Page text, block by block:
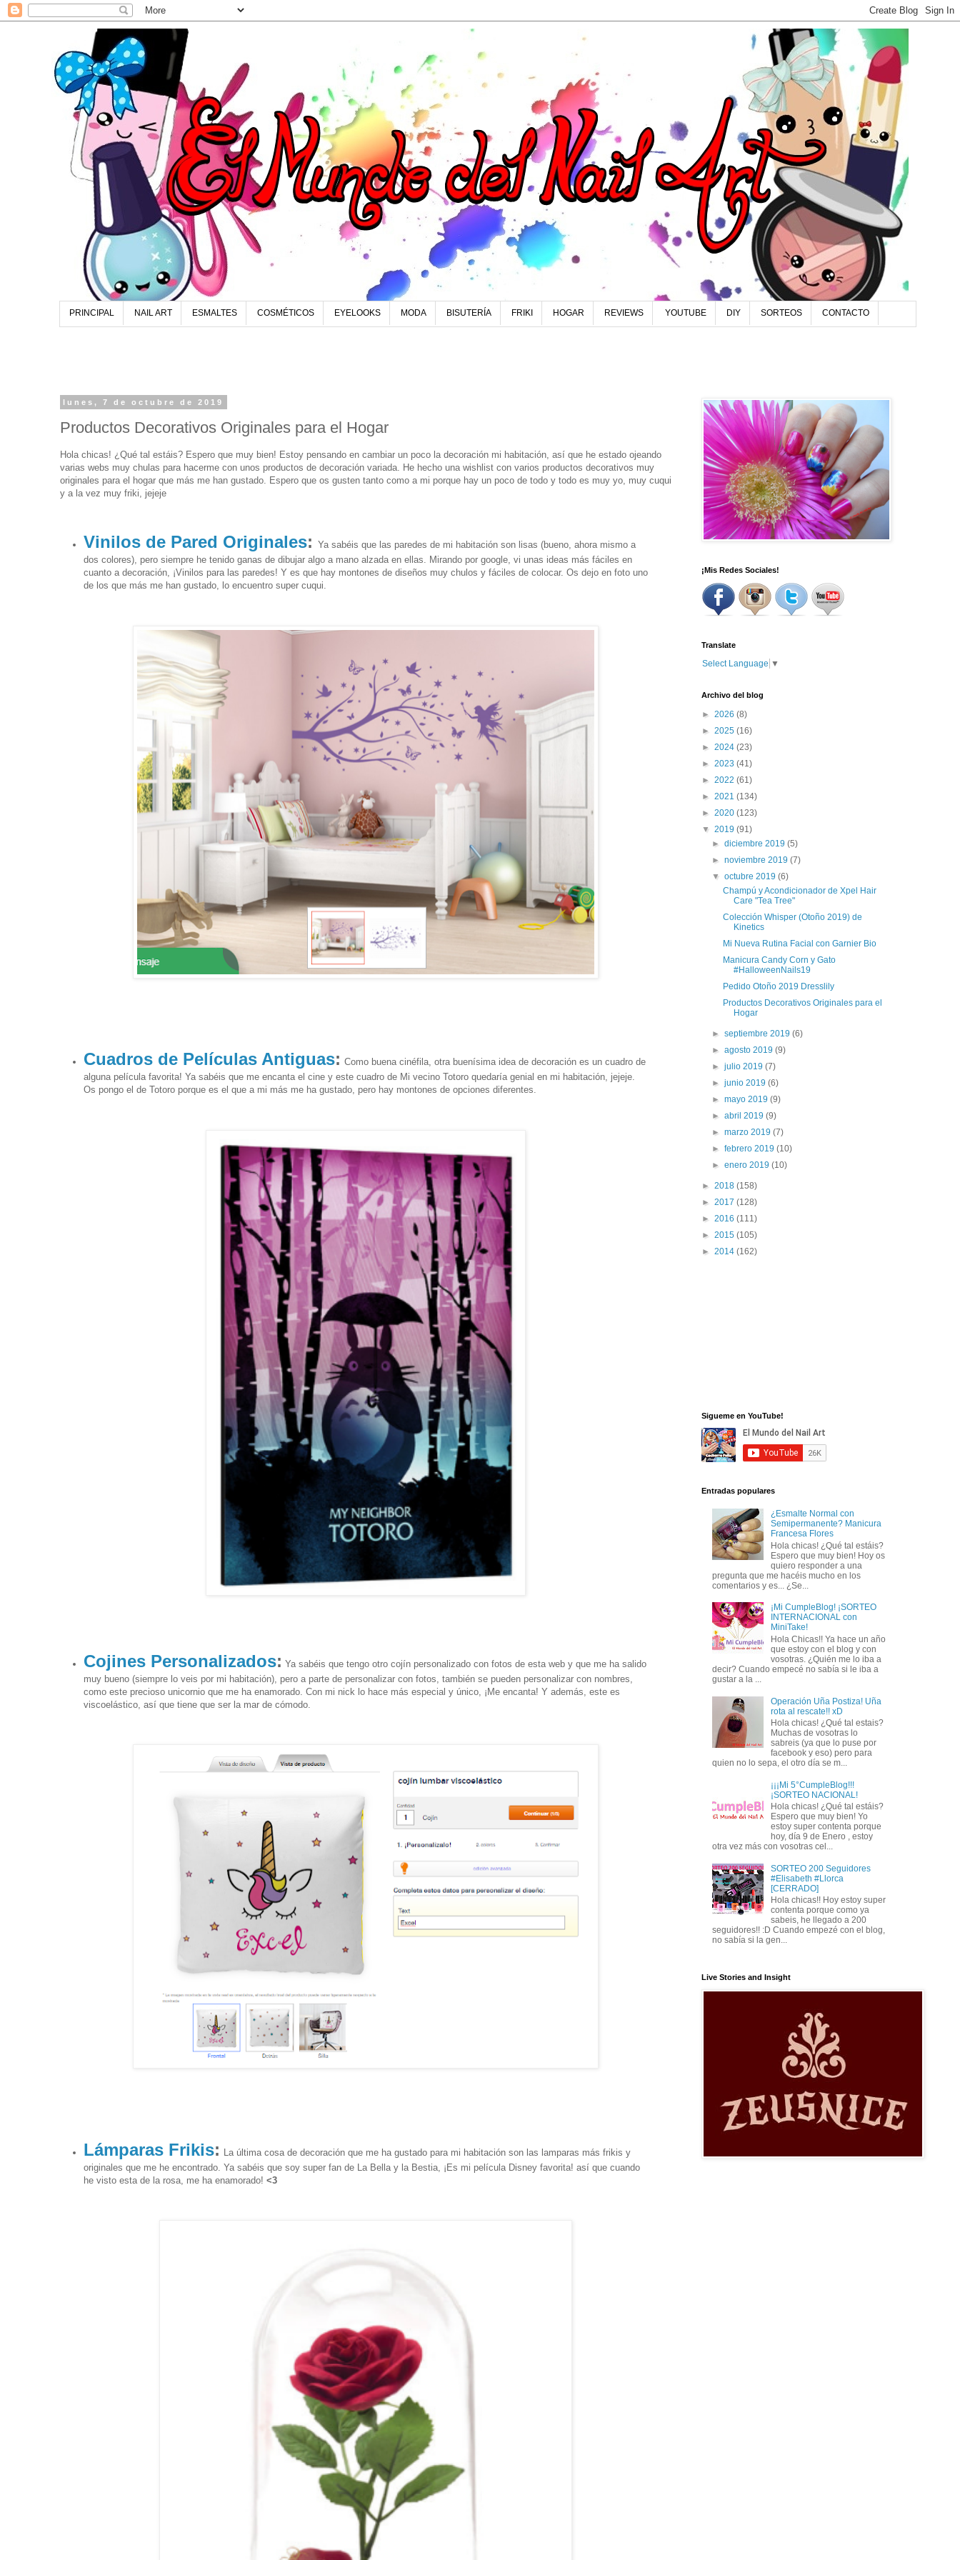
PRINCIPAL NAIL ART ESMALTES COSMÉTICOS EYELOOKS MODA BISUTERÍA FRIKI HOGAR REVIEWS YOUTUBE DIY SORTEOS CONTACTO
lunes, 7 de octubre de 2019
Productos Decorativos Originales para el Hogar
Hola chicas! ¿Qué tal estáis? Espero que muy bien! Estoy pensando en cambiar un poco la decoración mi habitación, así que he estado ojeando
varias webs muy chulas para hacerme con unos productos de decoración variada. He hecho una wishlist con varios productos decorativos muy
originales para el hogar que más me han gustado. Espero que os gusten tanto como a mi porque hay un poco de todo y todo es muy yo, muy cuqui
y a la vez muy friki, jejeje
Vinilos de Pared Originales: Ya sabéis que las paredes de mi habitación son lisas (bueno, ahora mismo a
dos colores), pero siempre he tenido ganas de dibujar algo a mano alzada en ellas. Mirando por google, vi unas ideas más fáciles en
cuanto a decoración, ¡Vinilos para las paredes! Y es que hay montones de diseños muy chulos y fáciles de colocar. Os dejo en foto uno
de los que más me han gustado, lo encuentro super cuqui.
Cuadros de Películas Antiguas: Como buena cinéfila, otra buenísima idea de decoración es un cuadro de
alguna película favorita! Ya sabéis que me encanta el cine y este cuadro de Mi vecino Totoro quedaríagenial en mi habitación, jejeje.
Os pongo el de Totoro porque es el que a mi más me ha gustado, pero hay montones de opciones diferentes.
Cojines Personalizados: Ya sabéis que tengo otro cojín personalizado con fotos de esta web y que me ha salido
muy bueno (siempre lo veis por mi habitación), pero a parte de personalizar con fotos, también se pueden personalizar con nombres,
como este precioso unicornio que me ha enamorado. Con mi nick lo hace más especial y único, ¡Me encanta! Y además, este es
viscoelástico, así que tiene que ser la mar de cómodo.
Lámparas Frikis:
La última cosa de decoración que me ha gustado para mi habitación son las lamparas más frikis y
originales que me he encontrado. Ya sabéis que soy super fan de La Bella y la Bestia, ¡Es mi película Disney favorita! así que cuando
he visto esta de la rosa, me ha enamorado! <3
¡Mis Redes Sociales!
Translate
Select Language ▼
Archivo del blog
► 2026 (8)
► 2025 (16)
► 2024 (23)
► 2023 (41)
► 2022 (61)
► 2021 (134)
► 2020 (123)
▼ 2019 (91)
►diciembre 2019(5)
►noviembre 2019(7)
▼octubre 2019(6)
Champú y Acondicionador de Xpel Hair
Care "Tea Tree"
Colección Whisper (Otoño 2019) de
Kinetics
Mi Nueva Rutina Facial con Garnier Bio
Manicura Candy Corn y Gato
#HalloweenNails19
Pedido Otoño 2019 Dresslily
Productos Decorativos Originales para el
Hogar
►septiembre 2019(6)
►agosto 2019(9)
►julio 2019(7)
►junio 2019(6)
►mayo 2019(9)
►abril 2019(9)
►marzo 2019(7)
►febrero 2019(10)
►enero 2019(10)
► 2018 (158)
► 2017 (128)
► 2016 (111)
► 2015 (105)
► 2014 (162)
Sigueme en YouTube!
Entradas populares
¿Esmalte Normal con
Semipermanente? Manicura
Francesa Flores
Hola chicas! ¿Qué tal estáis?
Espero que muy bien! Hoy os
quiero responder a una
pregunta que me hacéis mucho en los
comentarios y es... ¿Se...
¡Mi CumpleBlog! ¡SORTEO
INTERNACIONAL con
MiniTake!
Hola Chicas!! Ya hace un año
que estoy con el blog y con
vosotras. ¿Quién me lo iba a
decir? Cuando empecé no sabía si le iba a
gustar a la ...
Operación Uña Postiza! Uña
rota al rescate!! xD
Hola chicas! ¿Qué tal estais?
Muchas de vosotras lo
sabreis (ya que lo puse por
facebook y eso) pero para
quien no lo sepa, el otro día se m...
¡¡¡Mi 5°CumpleBlog!!!
¡SORTEO NACIONAL!
Hola chicas! ¿Qué tal estáis?
Espero que muy bien! Yo
estoy super contenta porque
hoy, día 9 de Enero , estoy
otra vez más con vosotras cel...
SORTEO 200 Seguidores
#Elisabeth #Llorca
[CERRADO]
Hola chicas!! Hoy estoy super
contenta porque como ya
sabeis, he llegado a 200
seguidores!! :D Cuando empezé con el blog,
no sabía si la gen...
Live Stories and Insight